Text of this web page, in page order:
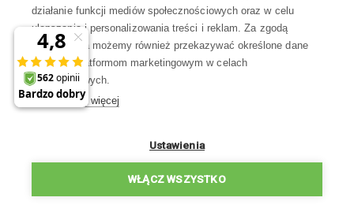
Kontakt
Skontaktuj się z Nami
Pon-Pt 8:00—17:00
WSZYSTKIE KONTAKTY
działanie funkcji mediów społecznościowych oraz w celu
ulepszania i personalizowania treści i reklam. Za zgodą
użytkownika możemy również przekazywać określone dane
osobowe platformom marketingowym w celach
marketingowych.
Dowiedz się więcej
Ustawienia
WŁĄCZ WSZYSTKO